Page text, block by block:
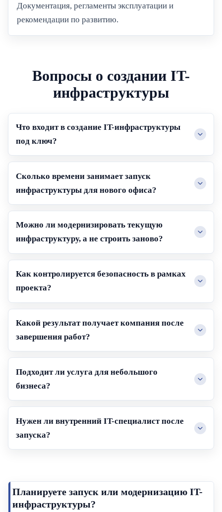
Документация, регламенты эксплуатации и
рекомендации по развитию.
Вопросы о создании IT-
инфраструктуры
Что входит в создание IT-инфраструктуры
под ключ?
Сколько времени занимает запуск
инфраструктуры для нового офиса?
Можно ли модернизировать текущую
инфраструктуру, а не строить заново?
Как контролируется безопасность в рамках
проекта?
Какой результат получает компания после
завершения работ?
Подходит ли услуга для небольшого
бизнеса?
Нужен ли внутренний IT-специалист после
запуска?
Планируете запуск или модернизацию IT-
инфраструктуры?